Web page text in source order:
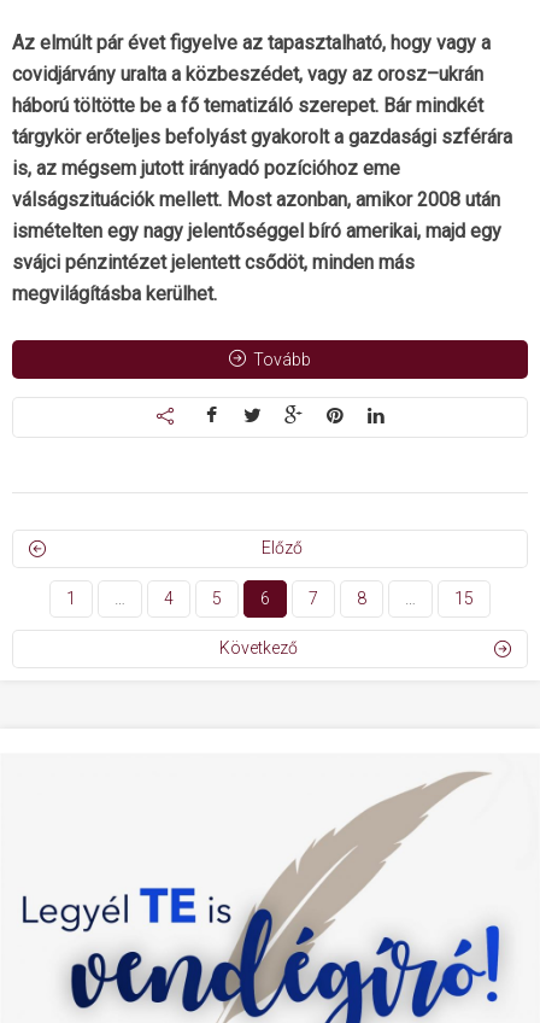
Az elmúlt pár évet figyelve az tapasztalható, hogy vagy a
covidjárvány uralta a közbeszédet, vagy az orosz–ukrán
háború töltötte be a fő tematizáló szerepet. Bár mindkét
tárgykör erőteljes befolyást gyakorolt a gazdasági szférára
is, az mégsem jutott irányadó pozícióhoz eme
válságszituációk mellett. Most azonban, amikor 2008 után
ismételten egy nagy jelentőséggel bíró amerikai, majd egy
svájci pénzintézet jelentett csődöt, minden más
megvilágításba kerülhet.
Tovább
Előző
1 4 5 6 7 8 15
Következő